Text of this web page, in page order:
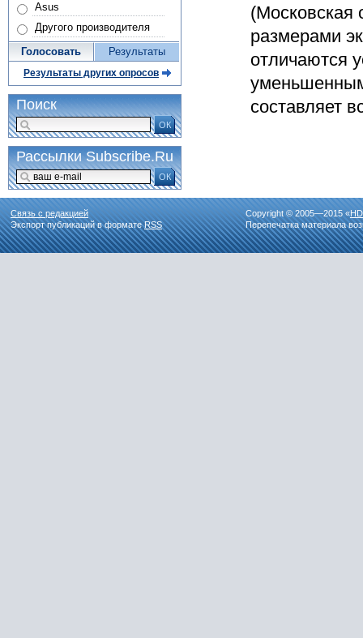
(Московская
размерами
отличаются
составляет
Asus
Другого производителя
Голосовать Результаты
Результаты других опросов
Поиск
ОК
Рассылки Subscribe.Ru
ОК
Связь с редакцией
Экспорт публикаций в форматеRSS
Copyright © 2005—2015 «
Перепечатка материала